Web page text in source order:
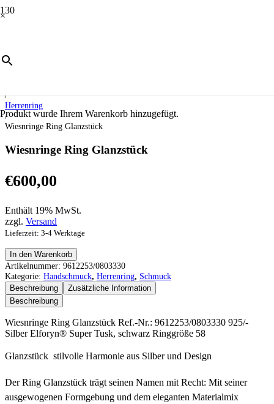
×
Produkt wurde Ihrem Warenkorb hinzugefügt.
/
Schmuck
/
Herrenring
/
Wiesnringe Ring Glanzstück
Wiesnringe Ring Glanzstück
€600,00
Enthält 19% MwSt.
zzgl. Versand
Lieferzeit: 3-4 Werktage
Wiesnringe
Ring
Glanzstück
Menge
In den Warenkorb
Artikelnummer: 9612253/0803330
Kategorie: Handschmuck, Herrenring, Schmuck
Beschreibung
Zusätzliche Information
Beschreibung
Wiesnringe Ring Glanzstück Ref.-Nr.: 9612253/0803330 925/-
Silber Elforyn® Super Tusk, schwarz Ringgröße 58
Glanzstück  stilvolle Harmonie aus Silber und Design
Der Ring Glanzstück trägt seinen Namen mit Recht: Mit seiner
ausgewogenen Formgebung und dem eleganten Materialmix